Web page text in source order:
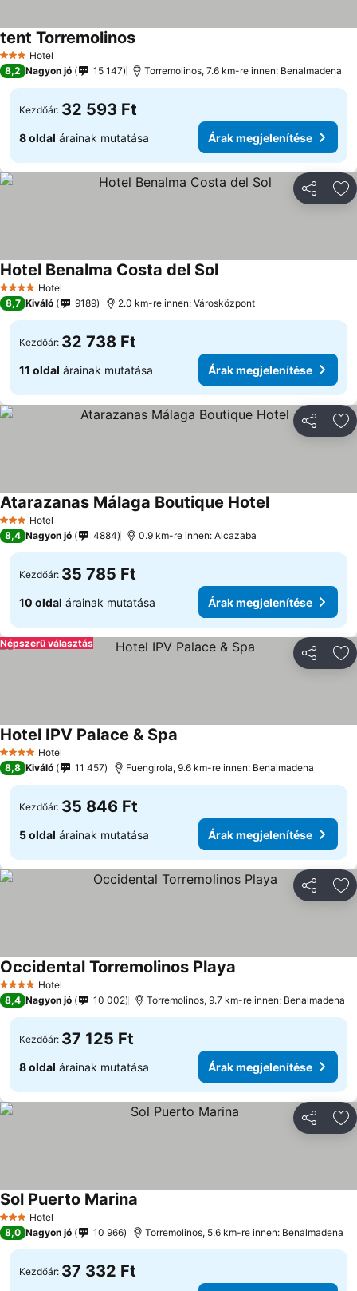
3 Kategória
Hotel
tent Torremolinos
8,2 Nagyon jó 15 147 Torremolinos, 7.6 km-re innen: Benalmadena
Kezdőár: 32 593 Ft
8 oldal árainak mutatása Árak megjelenítése
4 KategóriaHotel
Hotel Benalma Costa del Sol
8,7 Kiváló 9189 2.0 km-re innen: Városközpont
Kezdőár: 32 738 Ft
11 oldal árainak mutatása Árak megjelenítése
3 Kategória
Hotel
Atarazanas Málaga Boutique Hotel
8,4 Nagyon jó 4884 0.9 km-re innen: Alcazaba
Kezdőár: 35 785 Ft
10 oldal árainak mutatása Árak megjelenítése
Népszerű választás
4 KategóriaHotel
Hotel IPV Palace & Spa
8,8 Kiváló 11 457 Fuengirola, 9.6 km-re innen: Benalmadena
Kezdőár: 35 846 Ft
5 oldal árainak mutatása Árak megjelenítése
4 KategóriaHotel
Occidental Torremolinos Playa
8,4 Nagyon jó 10 002 Torremolinos, 9.7 km-re innen: Benalmadena
Kezdőár: 37 125 Ft
8 oldal árainak mutatása Árak megjelenítése
3 Kategória
Hotel
Sol Puerto Marina
8,0 Nagyon jó 10 966 Torremolinos, 5.6 km-re innen: Benalmadena
Kezdőár: 37 332 Ft